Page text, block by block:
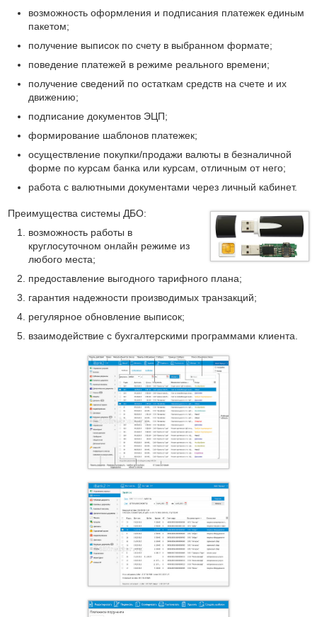
возможность оформления и подписания платежек единым
пакетом;
получение выписок по счету в выбранном формате;
поведение платежей в режиме реального времени;
получение сведений по остаткам средств на счете и их
движению;
подписание документов ЭЦП;
формирование шаблонов платежек;
осуществление покупки/продажи валюты в безналичной
форме по курсам банка или курсам, отличным от него;
работа с валютными документами через личный кабинет.
Преимущества системы ДБО:
возможность работы в
круглосуточном онлайн режиме из
любого места;
предоставление выгодного тарифного плана;
гарантия надежности производимых транзакций;
регулярное обновление выписок;
взаимодействие с бухгалтерскими программами клиента.